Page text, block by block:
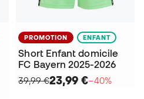
PROMOTION ENFANT
Short Enfant domicile
FC Bayern 2025-2026
39,99 €23,99 €−40%